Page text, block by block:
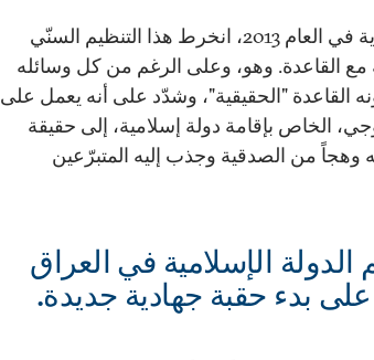
منذ توسّع التنظيم داخل سورية في العام 2013، انخرط هذا التنظيم السنّي
القاعدة. وهو، وعلى الرغم من كل وسائله
القاعدة "الحقيقية"، وشدّد على أنه يعمل على
الخاص بإقامة دولة إسلامية، إلى حقيقة
وهجاً من الصدقية وجذب إليه المتبرّعين
الإسلامية في العراق
بدء حقبة جهادية جديدة.